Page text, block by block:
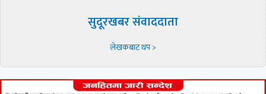
सुदूरखबर संवाददाता
लेखकबाट थप >